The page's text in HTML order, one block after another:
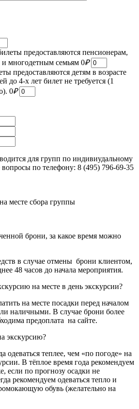
предоставляются пенсионерам,
и многодетным семьям 0₽
предоставляются детям в возрасте
до 4-х лет билет не требуется (1
0₽
для групп по индивиудальному
вопросы по телефону: 8 (495) 796-69-35
месте сбора группы
брони, за какое время можно
в случае отмены брони клиентом,
48 часов до начала мероприятия.
на месте в день экскурсии?
на месте посадки перед началом
наличными. В случае брони более
предоплата на сайте.
экскурсию?
одеваться теплее, чем «по погоде» на
В тёплое время года рекомендуем
если по прогнозу осадки не
рекомендуем одеваться тепло и
обувь (желательно на